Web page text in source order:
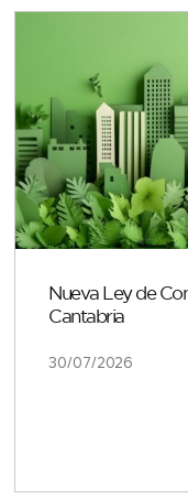
Nueva Ley de
Cantabria
30/07/2026